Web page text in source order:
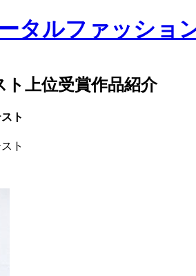
タルファッショ
上位受賞作品紹介
ト
ト